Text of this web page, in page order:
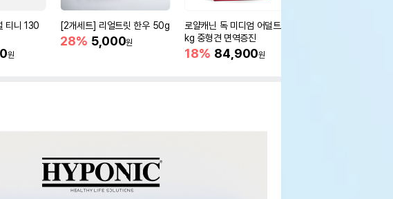
티니 130
원
[2개세트] 리얼트릿 한우 50g
28% 5,000원
로얄캐닌 독 미디엄 어덜트 10
kg 중형견 면역증진
18% 84,900원